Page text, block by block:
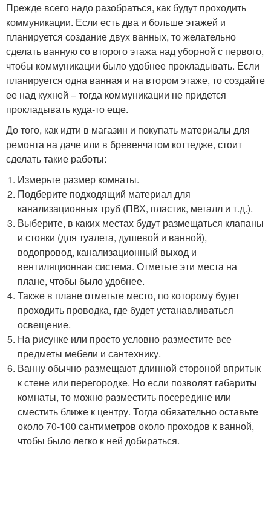
Прежде всего надо разобраться, как будут проходить
коммуникации. Если есть два и больше этажей и
планируется создание двух ванных, то желательно
сделать ванную со второго этажа над уборной с первого,
чтобы коммуникации было удобнее прокладывать. Если
планируется одна ванная и на втором этаже, то создайте
ее над кухней – тогда коммуникации не придется
прокладывать куда-то еще.
До того, как идти в магазин и покупать материалы для
ремонта на даче или в бревенчатом коттедже, стоит
сделать такие работы:
Измерьте размер комнаты.
Подберите подходящий материал для
канализационных труб (ПВХ, пластик, металл и т.д.).
Выберите, в каких местах будут размещаться клапаны
и стояки (для туалета, душевой и ванной),
водопровод, канализационный выход и
вентиляционная система. Отметьте эти места на
плане, чтобы было удобнее.
Также в плане отметьте место, по которому будет
проходить проводка, где будет устанавливаться
освещение.
На рисунке или просто условно разместите все
предметы мебели и сантехнику.
Ванну обычно размещают длинной стороной впритык
к стене или перегородке. Но если позволят габариты
комнаты, то можно разместить посередине или
сместить ближе к центру. Тогда обязательно оставьте
около 70-100 сантиметров около проходов к ванной,
чтобы было легко к ней добираться.